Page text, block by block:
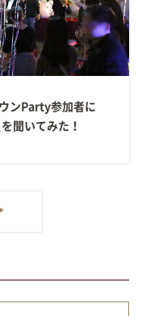
ンParty参加者に
聞いてみた！